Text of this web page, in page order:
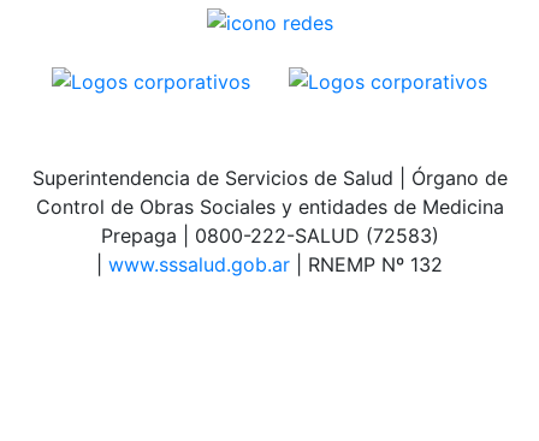
Superintendencia de Servicios de Salud | Órgano de
Control de Obras Sociales y entidades de Medicina
Prepaga | 0800-222-SALUD (72583)
www.sssalud.gob.ar | RNEMP Nº 132